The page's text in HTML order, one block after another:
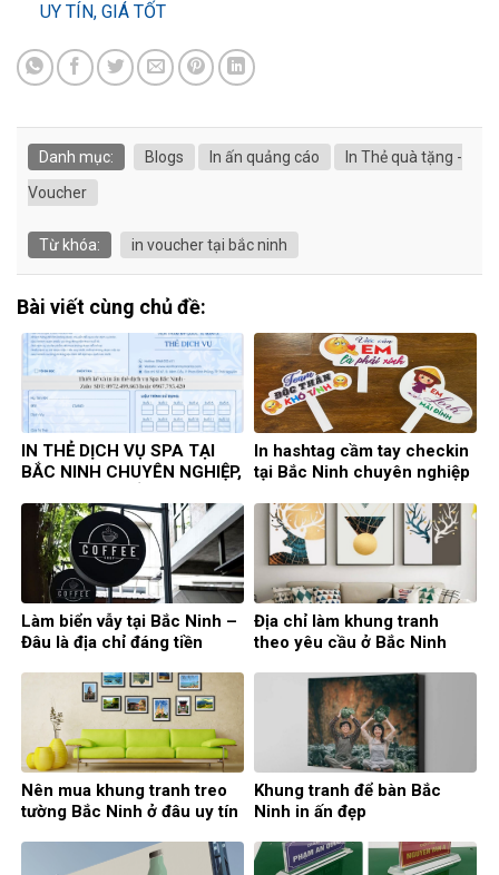
UY TÍN, GIÁ TỐT
Danh mục: Blogs In ấn quảng cáo
In Thẻ quà tặng -
Voucher
Từ khóa: in voucher tại bắc ninh
Bài viết cùng chủ đề:
IN THẺ DỊCH VỤ SPA TẠI
BẮC NINH CHUYÊN NGHIỆP,
In hashtag cầm tay checkin
tại Bắc Ninh chuyên nghiệp
Làm biển vẫy tại Bắc Ninh –
Đâu là địa chỉ đáng tiền
Địa chỉ làm khung tranh
theo yêu cầu ở Bắc Ninh
Nên mua khung tranh treo
tường Bắc Ninh ở đâu uy tín
Khung tranh để bàn Bắc
Ninh in ấn đẹp